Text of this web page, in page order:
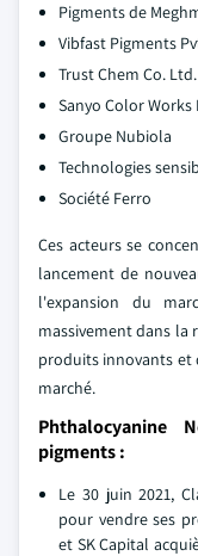
Pigments de
Vibfast Pigments
Trust Chem Co. Ltd.
Sanyo Color Works
Groupe Nubiola
Technologies
Société Ferro
Ces acteurs se
lancement de
l'expansion du
massivement dans
produits innovants et
marché.
Phthalocyanine
pigments :
Le 30 juin 2021,
pour vendre ses
et SK Capital